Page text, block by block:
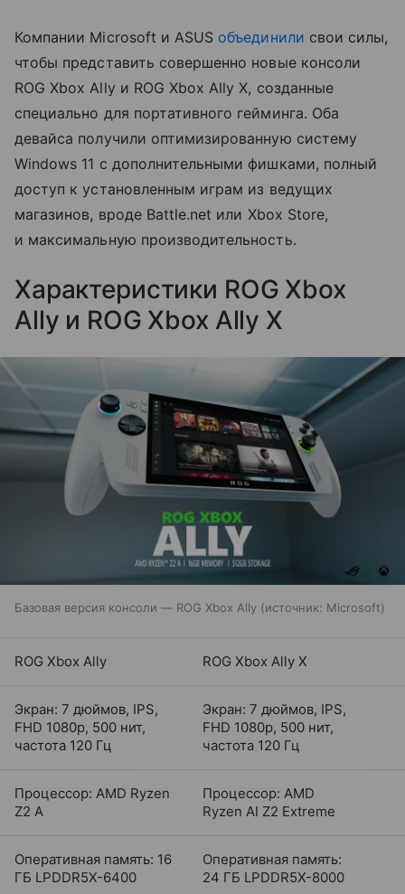
Компании Microsoft и ASUS объединили свои силы,
чтобы представить совершенно новые консоли
ROG Xbox Ally и ROG Xbox Ally X, созданные
специально для портативного гейминга. Оба
девайса получили оптимизированную систему
Windows 11 с дополнительными фишками, полный
доступ к установленным играм из ведущих
магазинов, вроде Battle.net или Xbox Store,
и максимальную производительность.
Характеристики ROG Xbox
Ally и ROG Xbox Ally X
Базовая версия консоли — ROG Xbox Ally источник: Microsoft
ROG Xbox Ally ROG Xbox Ally X
Экран: 7 дюймов, IPS,
FHD 1080p, 500 нит,
частота 120 Гц
Экран: 7 дюймов, IPS,
FHD 1080p, 500 нит,
частота 120 Гц
Процессор: AMD Ryzen
Z2 A
Процессор: AMD
Ryzen AI Z2 Extreme
Оперативная память: 16
ГБ LPDDR5X-6400
Оперативная память:
24 ГБ LPDDR5X-8000